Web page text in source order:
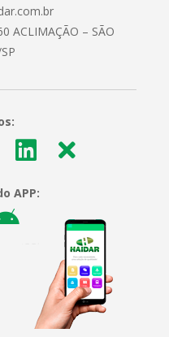
ACLIMAÇÃO – SÃO
APP: